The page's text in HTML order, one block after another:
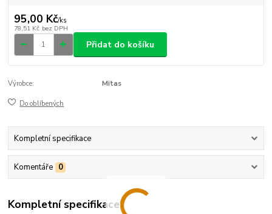
95,00 Kč/ks
78,51 Kč bez DPH
Přidat do košíku
Výrobce: Mitas
Do oblíbených
Kompletní specifikace
Komentáře 0
Kompletní specifikace